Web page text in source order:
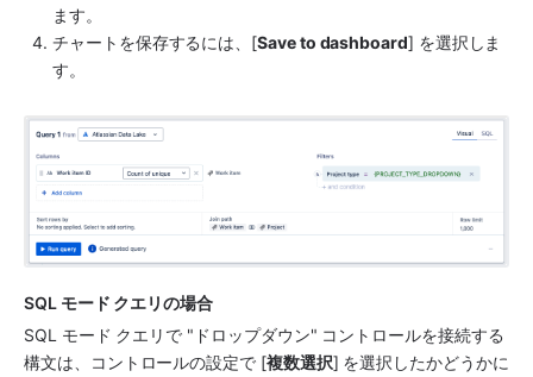
ます。
チャートを保存するには、[Save to dashboard] を選択しま
す。
SQL モード クエリの場合
SQL モード クエリで "ドロップダウン" コントロールを接続する
構文は、コントロールの設定で [複数選択] を選択したかどうかに